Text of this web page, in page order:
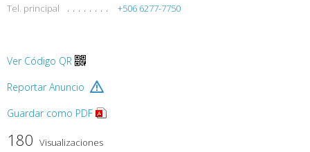
Tel. principal
+506 6277-7750
Ver Código QR
Reportar Anuncio
Guardar como PDF
180 Visualizaciones